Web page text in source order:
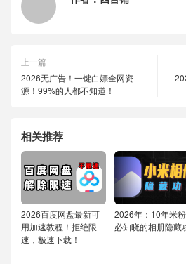
上一篇
2026无广告！一键白嫖全网资
源！99%的人都不知道！
相关推荐
2026百度网盘最新可
用加速教程！拒绝限
速，极速下载！
2026年：10年米
必知晓的相册隐藏